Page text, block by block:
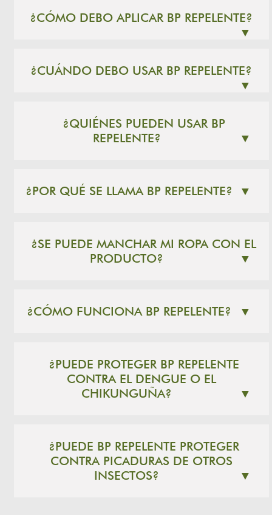
¿CÓMO DEBO APLICAR BP REPELENTE?
▼
¿CUÁNDO DEBO USAR BP REPELENTE?
▼
¿QUIÉNES PUEDEN USAR BP
REPELENTE?
▼
¿POR QUÉ SE LLAMA BP REPELENTE? ▼
¿SE PUEDE MANCHAR MI ROPA CON EL
PRODUCTO?
▼
¿CÓMO FUNCIONA BP REPELENTE? ▼
¿PUEDE PROTEGER BP REPELENTE
CONTRA EL DENGUE O EL
CHIKUNGUÑA?
▼
¿PUEDE BP REPELENTE PROTEGER
CONTRA PICADURAS DE OTROS
INSECTOS?
▼